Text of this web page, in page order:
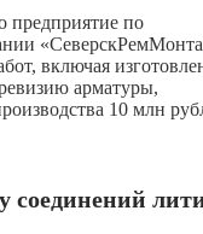
предприятие по
включая
арматуры,
10 млн
соединений